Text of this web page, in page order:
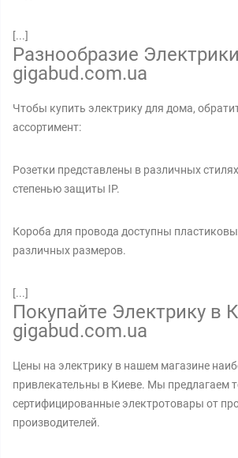
[...]
Разнообразие
gigabud.com.ua
Чтобы купить электрику для дома,
ассортимент:
Розетки представлены в различных
степенью защиты IP.
Короба для провода доступны
различных размеров.
[...]
Покупайте Электрику в
gigabud.com.ua
Цены на электрику в нашем магазине
привлекательны в Киеве. Мы предлагаем
сертифицированные электротовары от
производителей.